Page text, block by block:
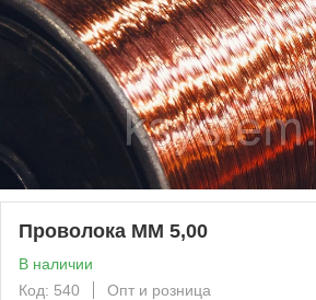
Проволока ММ 5,00
В наличии
Код: 540
Опт и розница